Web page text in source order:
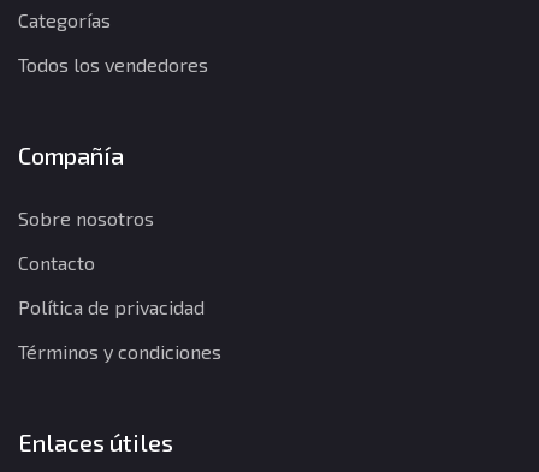
Categorías
Todos los vendedores
Compañía
Sobre nosotros
Contacto
Política de privacidad
Términos y condiciones
Enlaces útiles